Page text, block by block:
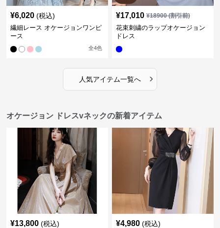
¥6,020 (税込)
繊細レース オケージョンワンピ
ース
全4色
¥17,010 ¥18900(割引前)
花束刺繍のラップオケージョン
ドレス
人気アイテム一覧へ ›
オケージョン ドレスvネックの新着アイテム
¥13,800 (税込) ¥4,980 (税込)